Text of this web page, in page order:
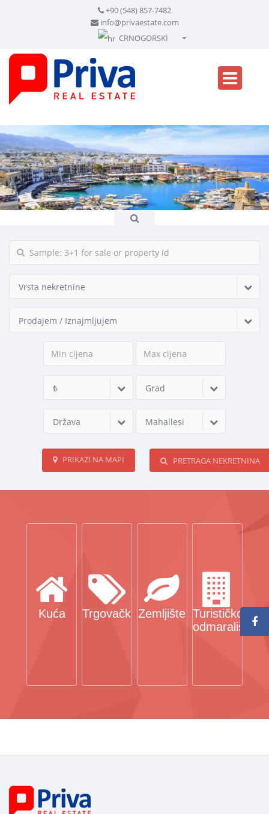
+90 (548) 857-7482
info@privaestate.com
CRNOGORSKİ
English - English
русский - Russian
العربية - Arabic
Crnogorski - Montenegrin
Српски - Serbian
Vrsta nekretnine
Prodajem / Iznajmljujem
₺ Grad
Država Mahallesi
PRIKAZI NA MAPI PRETRAGA NEKRETNINA
Kuća Trgovački Zemljište Turističko
odmaralište